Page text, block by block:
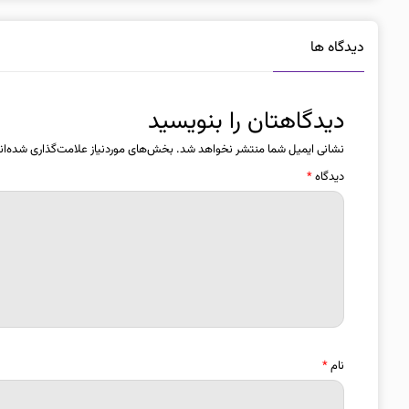
دیدگاه ها
دیدگاهتان را بنویسید
نشانی ایمیل شما منتشر نخواهد شد. بخش‌های موردنیاز علامت‌گذاری
دیدگاه*
نام*